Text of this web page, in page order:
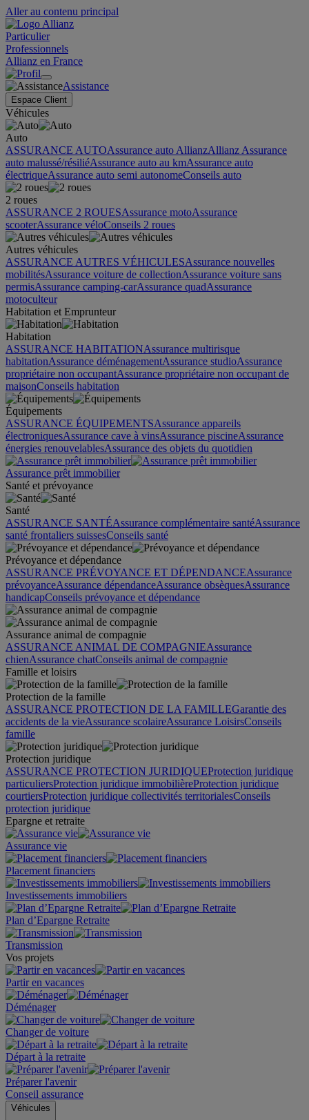
Aller au contenu principal
Particulier
Professionnels
Allianz en France
Assistance
Espace Client
Véhicules
Auto
ASSURANCE AUTOAssurance auto AllianzAllianz Assurance
auto malussé/résiliéAssurance auto au kmAssurance auto
électriqueAssurance auto semi autonomeConseils auto
2 roues
ASSURANCE 2 ROUESAssurance motoAssurance
scooterAssurance véloConseils 2 roues
Autres véhicules
ASSURANCE AUTRES VÉHICULESAssurance nouvelles
mobilitésAssurance voiture de collectionAssurance voiture sans
permisAssurance camping-carAssurance quadAssurance
motoculteur
Habitation et Emprunteur
Habitation
ASSURANCE HABITATIONAssurance multirisque
habitationAssurance déménagementAssurance studioAssurance
propriétaire non occupantAssurance propriétaire non occupant de
maisonConseils habitation
Équipements
ASSURANCE ÉQUIPEMENTSAssurance appareils
électroniquesAssurance cave à vinsAssurance piscineAssurance
énergies renouvelablesAssurance des objets du quotidien
Assurance prêt immobilier
Santé et prévoyance
Santé
ASSURANCE SANTÉAssurance complémentaire santéAssurance
santé frontaliers suissesConseils santé
Prévoyance et dépendance
ASSURANCE PRÉVOYANCE ET DÉPENDANCEAssurance
prévoyanceAssurance dépendanceAssurance obsèquesAssurance
handicapConseils prévoyance et dépendance
Assurance animal de compagnie
ASSURANCE ANIMAL DE COMPAGNIEAssurance
chienAssurance chatConseils animal de compagnie
Famille et loisirs
Protection de la famille
ASSURANCE PROTECTION DE LA FAMILLEGarantie des
accidents de la vieAssurance scolaireAssurance LoisirsConseils
famille
Protection juridique
ASSURANCE PROTECTION JURIDIQUEProtection juridique
particuliersProtection juridique immobilièreProtection juridique
courtiersProtection juridique collectivités territorialesConseils
protection juridique
Epargne et retraite
Assurance vie
Placement financiers
Investissements immobiliers
Plan d’Epargne Retraite
Transmission
Vos projets
Partir en vacances
Déménager
Changer de voiture
Départ à la retraite
Préparer l'avenir
Conseil assurance
Véhicules